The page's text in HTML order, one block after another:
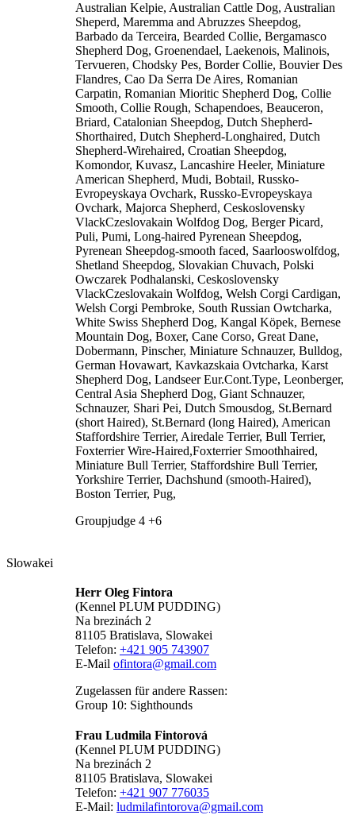
Australian Kelpie, Australian Cattle Dog, Australian
Sheperd, Maremma and Abruzzes Sheepdog,
Barbado da Terceira, Bearded Collie, Bergamasco
Shepherd Dog, Groenendael, Laekenois, Malinois,
Tervueren, Chodsky Pes, Border Collie, Bouvier Des
Flandres, Cao Da Serra De Aires, Romanian
Carpatin, Romanian Mioritic Shepherd Dog, Collie
Smooth, Collie Rough, Schapendoes, Beauceron,
Briard, Catalonian Sheepdog, Dutch Shepherd-
Shorthaired, Dutch Shepherd-Longhaired, Dutch
Shepherd-Wirehaired, Croatian Sheepdog,
Komondor, Kuvasz, Lancashire Heeler, Miniature
American Shepherd, Mudi, Bobtail, Russko-
Evropeyskaya Ovchark, Russko-Evropeyskaya
Ovchark, Majorca Shepherd, Ceskoslovensky
VlackCzeslovakain Wolfdog Dog, Berger Picard,
Puli, Pumi, Long-haired Pyrenean Sheepdog,
Pyrenean Sheepdog-smooth faced, Saarlooswolfdog,
Shetland Sheepdog, Slovakian Chuvach, Polski
Owczarek Podhalanski, Ceskoslovensky
VlackCzeslovakain Wolfdog, Welsh Corgi Cardigan,
Welsh Corgi Pembroke, South Russian Owtcharka,
White Swiss Shepherd Dog, Kangal Köpek, Bernese
Mountain Dog, Boxer, Cane Corso, Great Dane,
Dobermann, Pinscher, Miniature Schnauzer, Bulldog,
German Hovawart, Kavkazskaia Ovtcharka, Karst
Shepherd Dog, Landseer Eur.Cont.Type, Leonberger,
Central Asia Shepherd Dog, Giant Schnauzer,
Schnauzer, Shari Pei, Dutch Smousdog, St.Bernard
(short Haired), St.Bernard (long Haired), American
Staffordshire Terrier, Airedale Terrier, Bull Terrier,
Foxterrier Wire-Haired,Foxterrier Smoothhaired,
Miniature Bull Terrier, Staffordshire Bull Terrier,
Yorkshire Terrier, Dachshund (smooth-Haired),
Boston Terrier, Pug,
Groupjudge 4 +6
Slowakei
Herr Oleg Fintora
(Kennel PLUM PUDDING)
Na brezinách 2
81105 Bratislava, Slowakei
Telefon: +421 905 743907
E-Mail ofintora@gmail.com
Zugelassen für andere Rassen:
Group 10: Sighthounds
Frau Ludmila Fintorová
(Kennel PLUM PUDDING)
Na brezinách 2
81105 Bratislava, Slowakei
Telefon: +421 907 776035
E-Mail: ludmilafintorova@gmail.com